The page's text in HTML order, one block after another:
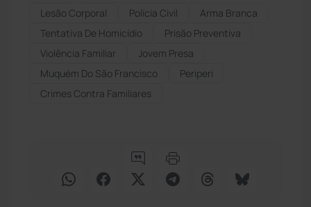
Lesão Corporal
Polícia Civil
Arma Branca
Tentativa De Homicídio
Prisão Preventiva
Violência Familiar
Jovem Presa
Muquém Do São Francisco
Periperi
Crimes Contra Familiares